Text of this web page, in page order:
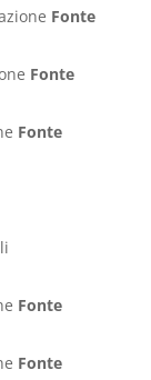
Fonte
Fonte
Fonte
Fonte
Fonte